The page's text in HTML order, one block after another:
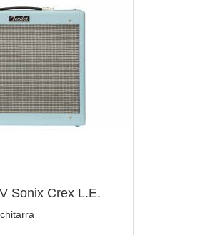
Sonix Crex L.E.